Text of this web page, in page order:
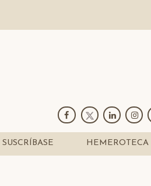
SUSCRÍBASE HEMEROTECA